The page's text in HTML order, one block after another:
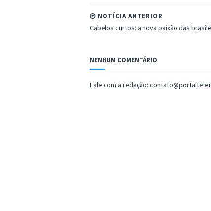
NOTÍCIA ANTERIOR
Cabelos curtos: a nova paixão das
NENHUM COMENTÁRIO
Fale com a redação: